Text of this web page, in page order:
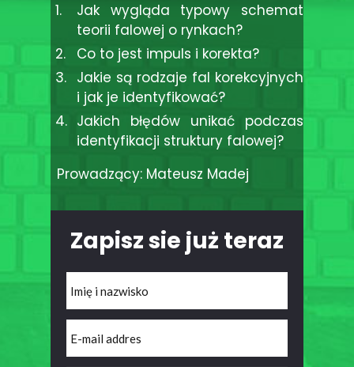
Prowadzący: Mateusz Madej
Zapisz sie już teraz
Jak wygląda typowy schemat
teorii falowej o rynkach?
Co to jest impuls i korekta?
Jakie są rodzaje fal korekcyjnych
i jak je identyfikować?
Jakich błędów unikać podczas
identyfikacji struktury falowej?